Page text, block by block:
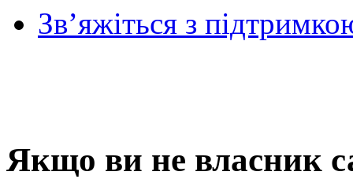
Зв’яжіться з
Якщо ви не власник